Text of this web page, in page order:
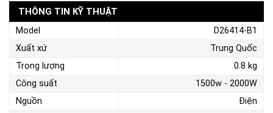
THÔNG TIN KỸ THUẬT
Model
D26414-B1
Xuất xứ
Trung Quốc
Trọng lượng
0.8 kg
Công suất
1500w - 2000W
Nguồn
Điện